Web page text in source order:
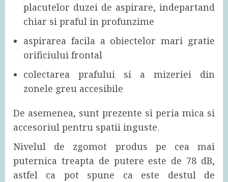
placutelor duzei de aspirare, indepartand
chiar si praful in profunzime
aspirarea facila a obiectelor mari gratie
orificiului frontal
colectarea prafului si a mizeriei din
zonele greu accesibile
De asemenea, sunt prezente si peria mica si
accesoriul pentru spatii inguste.
Nivelul de zgomot produs pe cea mai
puternica treapta de putere este de 78 dB,
astfel ca pot spune ca este destul de